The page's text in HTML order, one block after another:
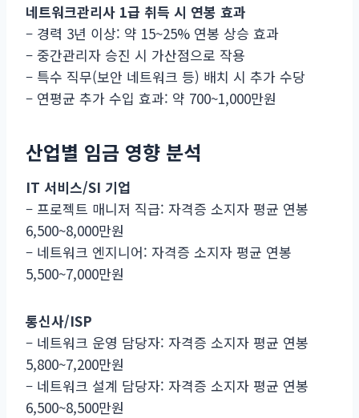
네트워크관리사 1급 취득 시 연봉 효과
– 경력 3년 이상: 약 15~25% 연봉 상승 효과
– 중간관리자 승진 시 가산점으로 작용
– 특수 직무(보안 네트워크 등) 배치 시 추가 수당
– 연평균 추가 수입 효과: 약 700~1,000만원
산업별 임금 영향 분석
IT 서비스/SI 기업
– 프로젝트 매니저 직급: 자격증 소지자 평균 연봉
6,500~8,000만원
– 네트워크 엔지니어: 자격증 소지자 평균 연봉
5,500~7,000만원
통신사/ISP
– 네트워크 운영 담당자: 자격증 소지자 평균 연봉
5,800~7,200만원
– 네트워크 설계 담당자: 자격증 소지자 평균 연봉
6,500~8,500만원